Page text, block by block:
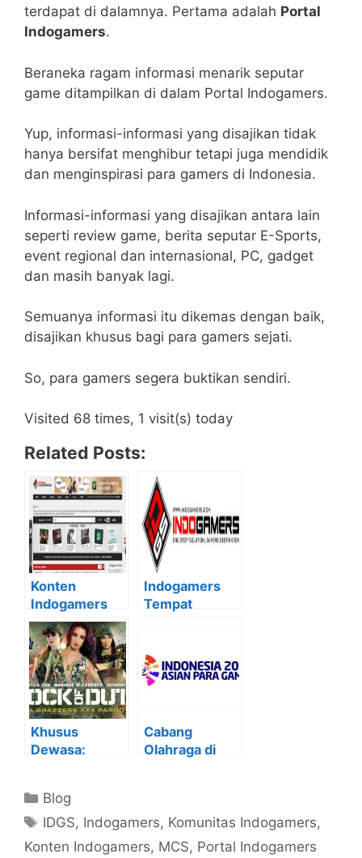
terdapat di dalamnya. Pertama adalah Portal
Indogamers.
Beraneka ragam informasi menarik seputar
game ditampilkan di dalam Portal Indogamers.
Yup, informasi-informasi yang disajikan tidak
hanya bersifat menghibur tetapi juga mendidik
dan menginspirasi para gamers di Indonesia.
Informasi-informasi yang disajikan antara lain
seperti review game, berita seputar E-Sports,
event regional dan internasional, PC, gadget
dan masih banyak lagi.
Semuanya informasi itu dikemas dengan baik,
disajikan khusus bagi para gamers sejati.
So, para gamers segera buktikan sendiri.
Visited 68 times, 1 visit(s) today
Related Posts:
Konten
Indogamers
Bagian II:
Forum
Indogamers
Indogamers
Tempat
Khusus
Dewasa:
Duty
Cabang
Olahraga di
Kategori
Blog
Tag
IDGS, Indogamers, Komunitas Indogamers,
Konten Indogamers, MCS, Portal Indogamers